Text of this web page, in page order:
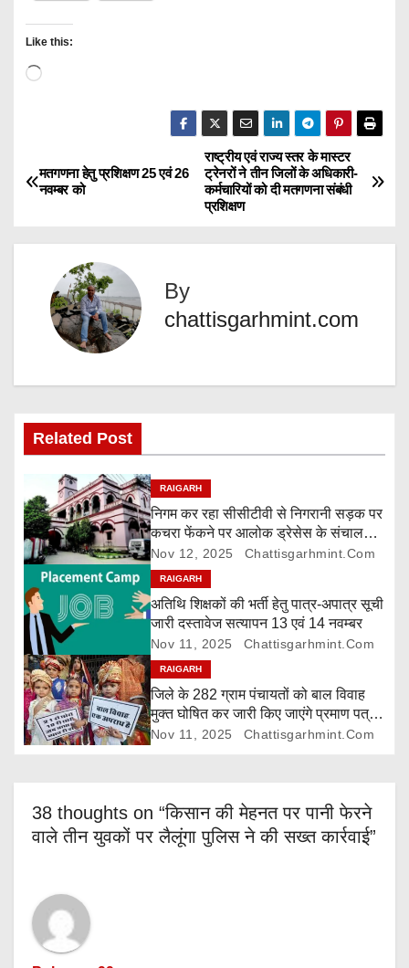
Like this:
L
i
n
P
s
a
t
i
o
n
राष्ट्रीय एवं राज्य स्तर के मास्टर
ट्रेनरों ने तीन जिलों के अधिकारी-
कर्मचारियों को दी मतगणना संबंधी
प्रशिक्षण
मतगणना हेतु प्रशिक्षण 25 एवं 26
नवम्बर को
By
chattisgarhmint.com
Related Post
RAIGARH
निगम कर रहा सीसीटीवी से निगरानी सड़क पर
कचरा फेंकने पर आलोक ड्रेसेस के संचालक
पर 5000 रुपए जुर्माना
Nov 12, 2025 Chattisgarhmint.com
RAIGARH
अतिथि शिक्षकों की भर्ती हेतु पात्र-अपात्र सूची
जारी दस्तावेज सत्यापन 13 एवं 14 नवम्बर
Nov 11, 2025 Chattisgarhmint.com
RAIGARH
जिले के 282 ग्राम पंचायतों को बाल विवाह
मुक्त घोषित कर जारी किए जाएंगे प्रमाण पत्र,
दावा-आपत्ति 24 नवम्बर तक
Nov 11, 2025 Chattisgarhmint.com
38 thoughts on “किसान की मेहनत पर पानी फेरने
वाले तीन युवकों पर लैलूंगा पुलिस ने की सख्त कार्रवाई”